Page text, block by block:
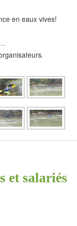
en eaux vives!
et salariés